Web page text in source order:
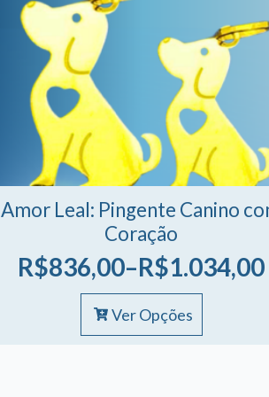
Amor Leal: Pingente Canino
Coração
R$836,00–R$1.034,00
Faixa
de
preço:
Ver Opções
Este
produto